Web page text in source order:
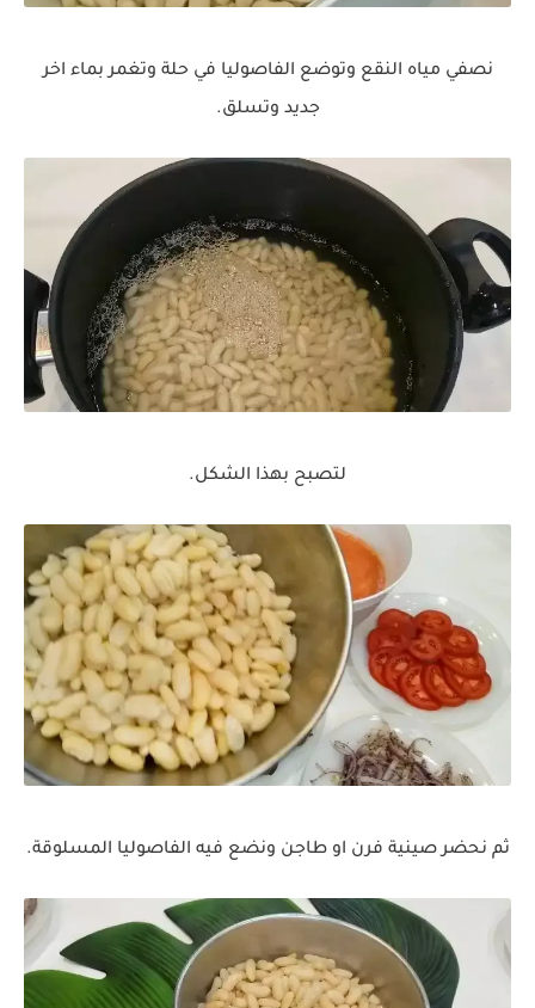
نصفي مياه النقع وتوضع الفاصوليا في حلة وتغمر بماء اخر
جديد وتسلق.
لتصبح بهذا الشكل.
ثم نحضر صينية فرن او طاجن ونضع فيه الفاصوليا المسلوقة.